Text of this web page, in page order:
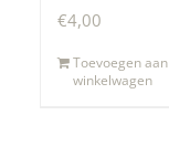
€4,00
Toevoegen aan
winkelwagen